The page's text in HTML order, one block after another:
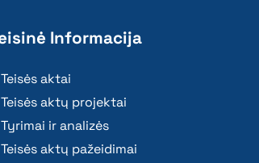
Informacija
Teisės aktai
Teisės aktų projektai
Tyrimai ir analizės
Teisės aktų pažeidimai